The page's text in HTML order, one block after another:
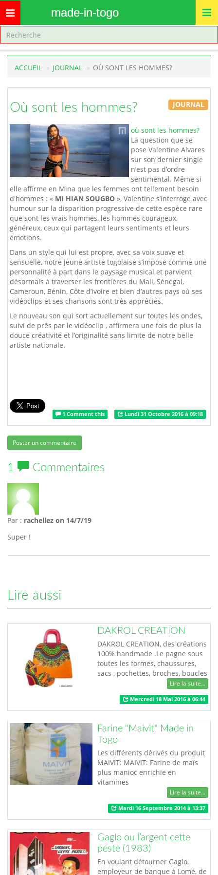
Toggle
navigation
made-in-togo
ACCUEIL JOURNAL OÙ SONT LES HOMMES?
Où sont les hommes? JOURNAL
où sont les hommes?
La question que se
pose Valentine Alvares
sur son dernier single
n’est pas d’ordre
sentimental. Même si
elle affirme en Mina que les femmes ont tellement besoin
d'hommes : « MI HIAN SOUGBO », Valentine s’interroge avec
humour sur la disparition progressive de cette espèce rare
que sont les vrais hommes, les hommes courageux,
généreux, ceux qui partagent leurs sentiments et leurs
émotions.
Dans un style qui lui est propre, avec sa voix suave et
sensuelle, notre jeune artiste togolaise s’impose comme une
personnalité à part dans le paysage musical et parvient
désormais à traverser les frontières du Mali, Sénégal,
Cameroun, Bénin, Côte d’ivoire et bien d’autres pays où ses
vidéoclips et ses chansons sont très appréciés.
Le nouveau son qui sort actuellement sur toutes les ondes,
suivi de prês par le vidéoclip , affirmera une fois de plus la
douce créativité et l’originalité sans limite de notre belle
artiste nationale.
1 Comment this Lundi 31 Octobre 2016 à 09:18
Poster un commentaire
1 Commentaires
Par : rachellez on 14/7/19
Super !
Lire aussi
DAKROL CREATION
DAKROL CREATION, des créations
100% handmade .Le pagne sous
toutes les formes, chaussures,
sacs , pochettes, broches, boucles
d'oreilles etc , et aussi un
mariage mixte entre des perles
de l'Afrique et du cristal à vous
couper le souffle. "DAKROL
CREATION , une manière plus
FASHION de porter le wax et les
perles de l'Afrique" …
Lire la suite...
Mercredi 18 Mai 2016 à 06:44
Farine "Maivit" Made in
Togo
Les différents dérivés du produit
MAIVIT: MAIVIT: Farine de maïs
plus manioc enrichie en
vitamines
A,B1,B2,B6,B9,Niacine,Fer,Zinc
MAIVIT PLUS: Farine de maïs et de
soja torrefiés enrichie en
vitamines
A,B1,B2,B6,B9,C,Niacine,Fer,Zinc
MAIVIT NDD: Farine de maïs
torrefiée et riche en vitamine et
sels minéraux
ajoutés(A,D,E,K1,Biotine,B9,Ni…
Lire la suite...
Mardi 16 Septembre 2014 à 13:37
Gaglo ou l’argent cette
peste (1983)
En voulant détourner Gaglo,
employeur de banque à Lomé, de